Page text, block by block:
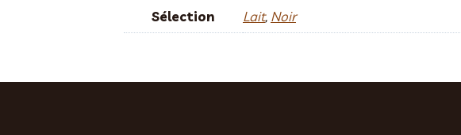
Sélection Lait, Noir